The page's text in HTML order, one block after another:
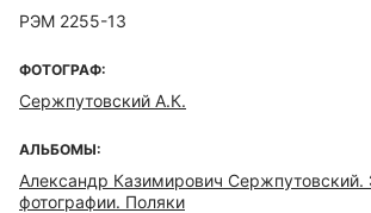
РЭМ 2255-13
ФОТОГРАФ:
Сержпутовский А.К.
АЛЬБОМЫ:
Александр Казимирович Сержпутовский.
фотографии. Поляки